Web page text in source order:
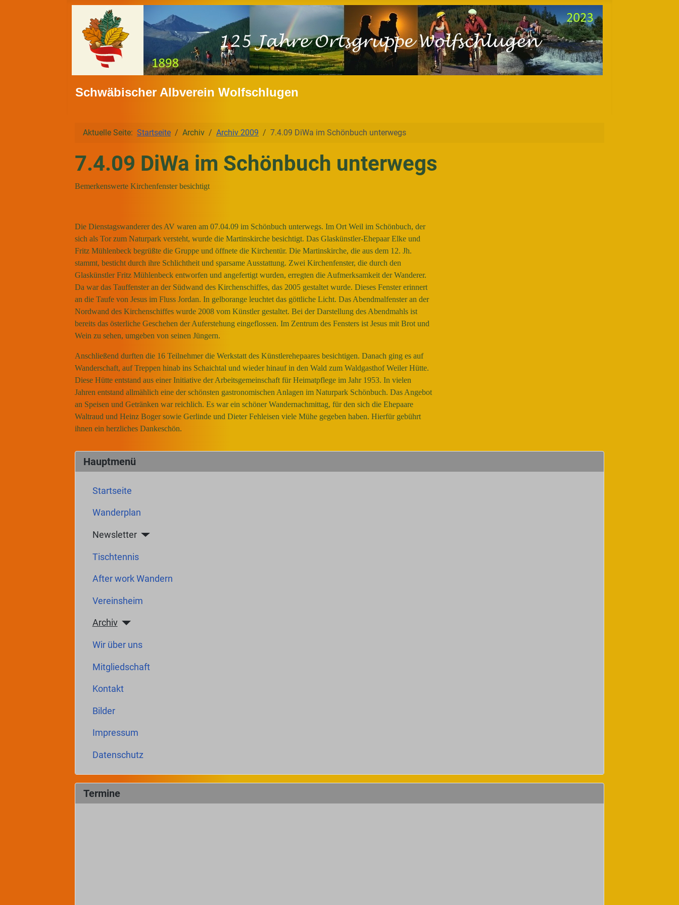
Schwäbischer Albverein Wolfschlugen
Hauptmenü
Startseite
Wanderplan
Newsletter
Tischtennis
After work Wandern
Vereinsheim
Archiv
Wir über uns
Mitgliedschaft
Kontakt
Bilder
Impressum
Datenschutz
Termine
Aktuelle Seite: Startseite Archiv Archiv 2009 7.4.09 DiWa im Schönbuch unterwegs
7.4.09 DiWa im Schönbuch unterwegs
Bemerkenswerte Kirchenfenster besichtigt
Die Dienstagswanderer des AV waren am 07.04.09 im Schönbuch unterwegs. Im Ort Weil im Schönbuch, der
sich als Tor zum Naturpark versteht, wurde die Martinskirche besichtigt. Das Glaskünstler-Ehepaar Elke und
Fritz Mühlenbeck begrüßte die Gruppe und öffnete die Kirchentür. Die Martinskirche, die aus dem 12. Jh.
stammt, besticht durch ihre Schlichtheit und sparsame Ausstattung. Zwei Kirchenfenster, die durch den
Glaskünstler Fritz Mühlenbeck entworfen und angefertigt wurden, erregten die Aufmerksamkeit der Wanderer.
Da war das Tauffenster an der Südwand des Kirchenschiffes, das 2005 gestaltet wurde. Dieses Fenster erinnert
an die Taufe von Jesus im Fluss Jordan. In gelborange leuchtet das göttliche Licht. Das Abendmalfenster an der
Nordwand des Kirchenschiffes wurde 2008 vom Künstler gestaltet. Bei der Darstellung des Abendmahls ist
bereits das österliche Geschehen der Auferstehung eingeflossen. Im Zentrum des Fensters ist Jesus mit Brot und
Wein zu sehen, umgeben von seinen Jüngern.
Anschließend durften die 16 Teilnehmer die Werkstatt des Künstlerehepaares besichtigen. Danach ging es auf
Wanderschaft, auf Treppen hinab ins Schaichtal und wieder hinauf in den Wald zum Waldgasthof Weiler Hütte.
Diese Hütte entstand aus einer Initiative der Arbeitsgemeinschaft für Heimatpflege im Jahr 1953. In vielen
Jahren entstand allmählich eine der schönsten gastronomischen Anlagen im Naturpark Schönbuch. Das Angebot
an Speisen und Getränken war reichlich. Es war ein schöner Wandernachmittag, für den sich die Ehepaare
Waltraud und Heinz Boger sowie Gerlinde und Dieter Fehleisen viele Mühe gegeben haben. Hierfür gebührt
ihnen ein herzliches Dankeschön.